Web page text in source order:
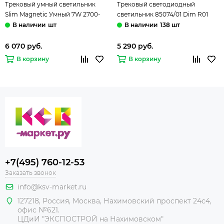
Трековый умный светильник
Slim Magnetic Умный 7W 2700-
6500K Dim Cubo чёрный
шт
6 070 руб.
В корзину
Трековый светодиодный
светильник 85074/01 Dim R01
черный Slim Magnetic
138 шт
5 290 руб.
В корзину
+7(495) 760-12-53
Заказать звонок
info@ksv-market.ru
127218, Россия, Москва, Нахимовский проспект 24с4,
офис №621.
ЦДиИ "ЭКСПОСТРОЙ на Нахимовском"